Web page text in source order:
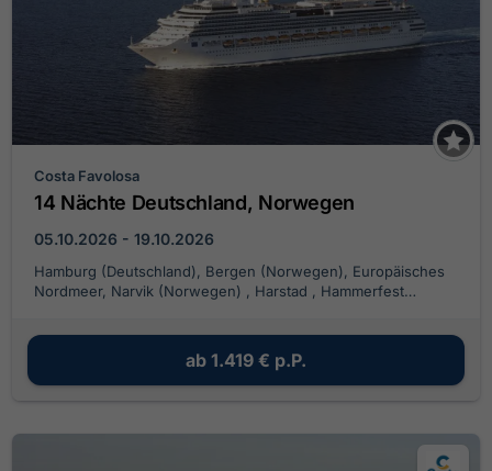
Costa Favolosa
14 Nächte Deutschland, Norwegen
05.10.2026 - 19.10.2026
Hamburg (Deutschland), Bergen (Norwegen), Europäisches
Nordmeer, Narvik (Norwegen) , Harstad , Hammerfest
(Norwegen), Hamburg (Deutschland)
ab 1.419 € p.P.